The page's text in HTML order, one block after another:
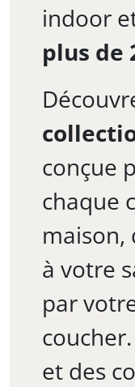
indoor
plus de
conçue
chaque
maison,
à votre
par
et des